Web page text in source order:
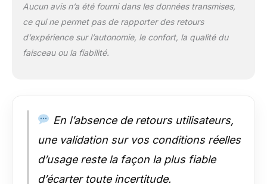
Aucun avis n’a été fourni dans les données transmises,
ce qui ne permet pas de rapporter des retours
d’expérience sur l’autonomie, le confort, la qualité du
faisceau ou la fiabilité.
En l’absence de retours utilisateurs,
une validation sur vos conditions réelles
d’usage reste la façon la plus fiable
d’écarter toute incertitude.